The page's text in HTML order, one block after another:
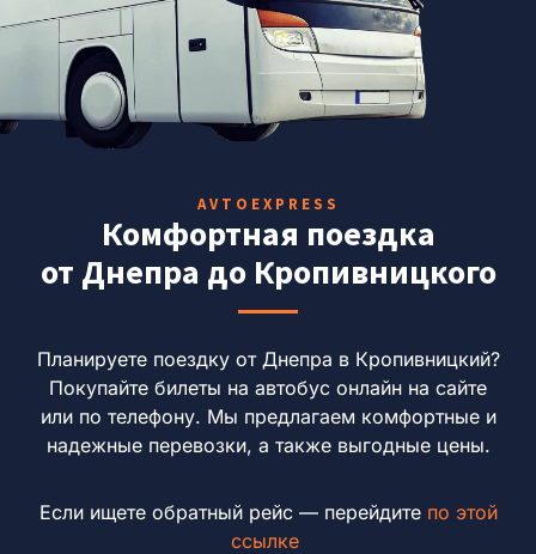
AVTOEXPRESS
Комфортная поездка
от Днепра до Кропивницкого
Планируете поездку от Днепра в Кропивницкий?
Покупайте билеты на автобус онлайн на сайте
или по телефону. Мы предлагаем комфортные и
надежные перевозки, а также выгодные цены.
Если ищете обратный рейс — перейдите по этой
ссылке